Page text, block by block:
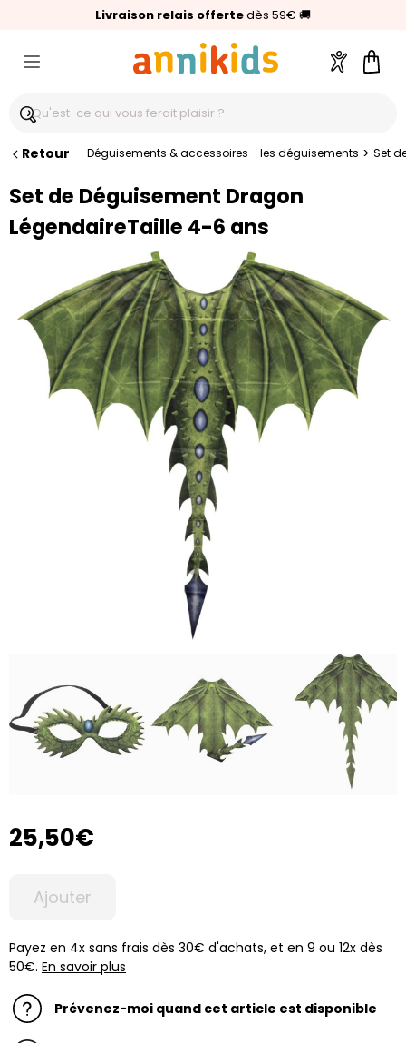
Livraison relais offertedès 59€ 🚚
🥇Palmarès Capital 2025 :Annikids N°1
⭐⭐⭐⭐⭐4,6/5(24 000 avis clients)
Compte
Retour Déguisements & accessoires - les déguisements > Set
Set de Déguisement Dragon
LégendaireTaille 4-6 ans
25,50€
Ajouter
Payez en 4x sans frais dès 30€ d'achats, et en 9 ou 12x dès
50€. En savoir plus
Prévenez-moi quand cet article est disponible